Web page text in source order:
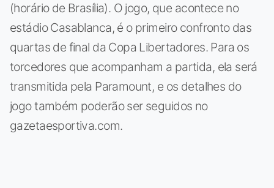
(horário de Brasília). O jogo, que acontece no
estádio Casablanca, é o primeiro confronto das
quartas de final da Copa Libertadores. Para os
torcedores que acompanham a partida, ela será
transmitida pela Paramount, e os detalhes do
jogo também poderão ser seguidos no
gazetaesportiva.com.